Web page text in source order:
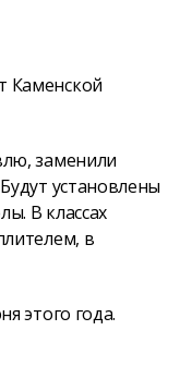
Каменской
заменили
установлены
В классах
в
этого года.